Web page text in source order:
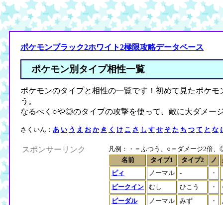
ポケモンブラック2ホワイト2極限攻略データベース
ポケモン別タイプ相性一覧
ポケモンのタイプと相性の一覧です！初めて見たポケ
う。
なるべく○や◎のタイプの攻撃を使って、敵に大ダメー
さくいん： あ い う え お か き く け こ さ し す せ そ た ち つ て と な
スポンサーリンク
凡例：・＝ふつう、○＝ダメージ2倍
名前
タイプ1 タイプ2 ノ
ピィ
ノーマル - ・
ビークイン
むし ひこう ・
ビーダル
ノーマル みず ・